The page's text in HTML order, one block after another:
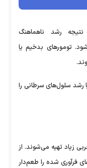
رشد ناهماهنگ
تومور‌های بدخیم یا
رشد سلول‌های سرطانی را
زیاد تهیه می‌شوند. از
فرآوری شده را طعم‌دار